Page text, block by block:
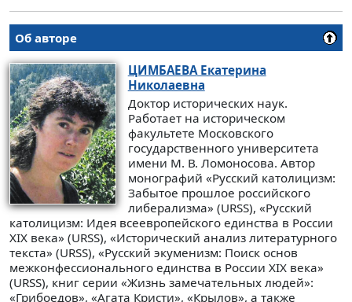
Об авторе
ЦИМБАЕВАЕкатерина
Николаевна
Доктор исторических наук.
Работает на историческом
факультете Московского
государственного университета
имени М. В. Ломоносова. Автор
монографий «Русский католицизм:
Забытое прошлое российского
либерализма» (URSS), «Русский
католицизм: Идея всеевропейского единства в России
XIX века» (URSS), «Исторический анализ литературного
текста» (URSS), «Русский экуменизм: Поиск основ
межконфессионального единства в России XIX века»
(URSS), книг серии «Жизнь замечательных людей»:
«Грибоедов», «Агата Кристи», «Крылов», а также